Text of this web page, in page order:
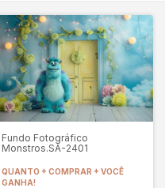
Fundo Fotográfico
Monstros.SA-2401
QUANTO + COMPRAR + VOCÊ
GANHA!